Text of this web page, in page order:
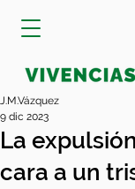
La
cara a un
J.M.Vázquez
9 dic 2023